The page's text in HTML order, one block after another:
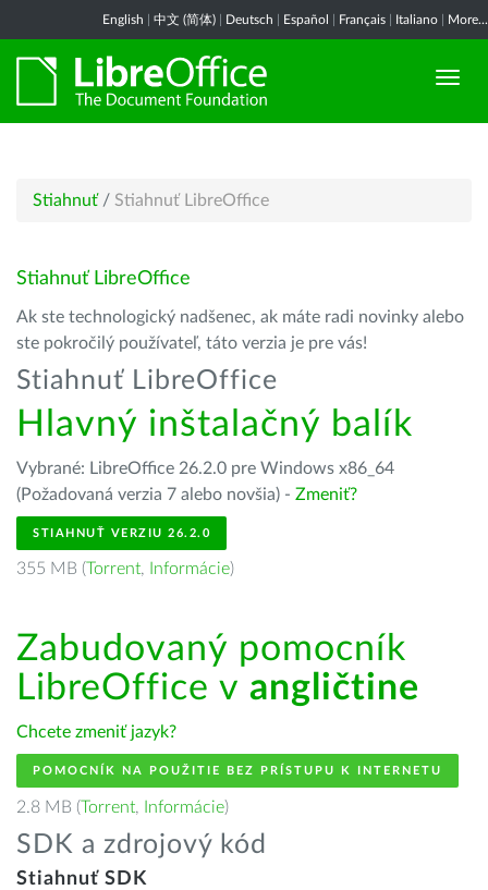
English 中文 (简体) Deutsch Español Français Italiano More...
Stiahnuť / Stiahnuť LibreOffice
Stiahnuť LibreOffice
Ak ste technologický nadšenec, ak máte radi novinky alebo
ste pokročilý používateľ, táto verzia je pre vás!
Stiahnuť LibreOffice
Hlavný inštalačný balík
Vybrané: LibreOffice 26.2.0 pre Windows x86_64
(Požadovaná verzia 7 alebo novšia) - Zmeniť?
STIAHNUŤ VERZIU 26.2.0
355 MB (Torrent, Informácie)
Zabudovaný pomocník
LibreOffice v angličtine
Chcete zmeniť jazyk?
POMOCNÍK NA POUŽITIE BEZ PRÍSTUPU K INTERNETU
2.8 MB (Torrent, Informácie)
SDK a zdrojový kód
Stiahnuť SDK